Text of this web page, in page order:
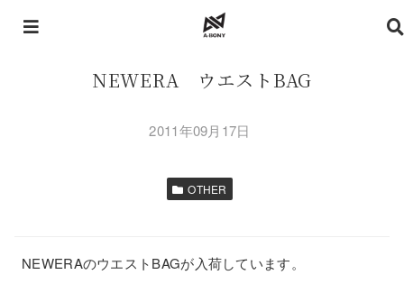
NEWERA ウエストBAG
2011年09月17日
OTHER
NEWERAのウエストBAGが入荷しています。